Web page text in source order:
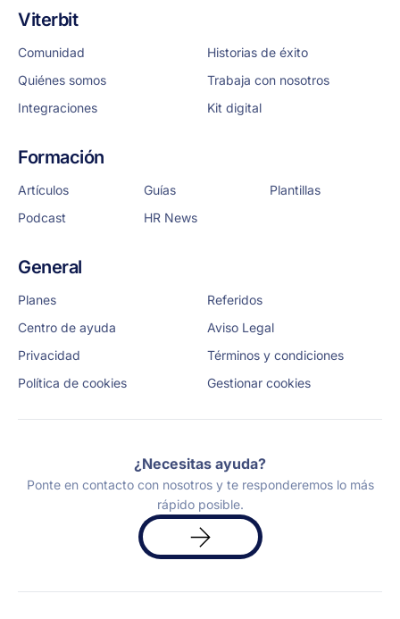
Viterbit
Comunidad
Historias de éxito
Quiénes somos
Trabaja con nosotros
Integraciones
Kit digital
Formación
Artículos Guías
Plantillas
Podcast
HR News
General
Planes
Referidos
Centro de ayuda
Aviso Legal
Privacidad
Términos y condiciones
Política de cookies
Gestionar cookies
¿Necesitas ayuda?
Ponte en contacto con nosotros y te responderemos lo más
rápido posible.
Solicita
una
demo